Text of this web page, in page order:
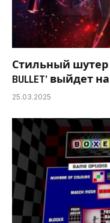
Стильный шутер
BULLET’ выйдет
25.03.2025